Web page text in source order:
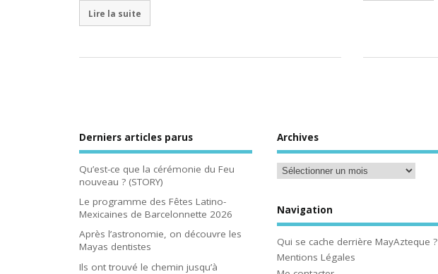
Lire la suite
Derniers articles parus
Qu’est-ce que la cérémonie du Feu
nouveau ? (STORY)
Le programme des Fêtes Latino-
Mexicaines de Barcelonnette 2026
Après l’astronomie, on découvre les
Mayas dentistes
Ils ont trouvé le chemin jusqu’à
Archives
Navigation
Qui se cache derrière MayAzteque ?
Mentions Légales